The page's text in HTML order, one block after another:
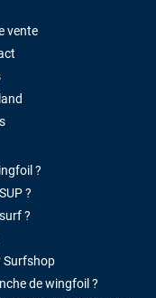
vente
?
?
?
Surfshop
de wingfoil ?